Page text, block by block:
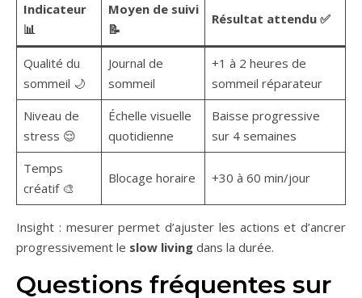
Indicateur
📊
Moyen de suivi
📝
Résultat attendu ✅
Qualité du
sommeil 🌙
Journal de
sommeil
+1 à 2 heures de
sommeil réparateur
Niveau de
stress 😌
Échelle visuelle
quotidienne
Baisse progressive
sur 4 semaines
Temps
créatif 🎨
Blocage horaire +30 à 60 min/jour
Insight : mesurer permet d’ajuster les actions et d’ancrer
progressivement le slow living dans la durée.
Questions fréquentes sur